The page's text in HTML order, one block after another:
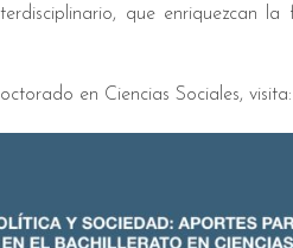
que enriquezcan
en Ciencias Sociales, visita: